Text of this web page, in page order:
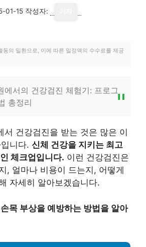
01-15 작성자:
동의 일환으로, 이에 따른 일정액의 수수료를 제공
에서의 건강검진 체험기: 프로그
총정리
서 건강검진을 받는 것은 많은 이
니다. 신체 건강을 지키는 최고
체크업입니다. 이런 건강검진은
, 얼마나 비용이 드는지, 어떻게
자세히 알아보겠습니다.
목 부상을 예방하는 방법을 알아